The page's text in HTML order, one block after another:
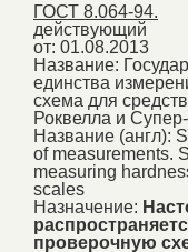
ГОСТ 8.064-94.
действующий
от: 01.08.2013
Название:
единства
схема для
Роквелла и
Название (англ):
of measurements.
measuring
scales
Назначение:
проверочную